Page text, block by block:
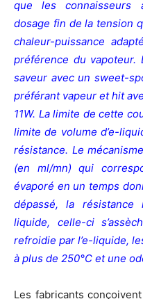
que les connaisseurs
dosage fin de la tension
chaleur-puissance
préférence du vapoteur.
saveur avec un sweet-
préférant vapeur et hit
11W. La limite de cette
limite de volume d’e-
résistance. Le
(en ml/mn) qui
évaporé en un temps
dépassé, la résistance
liquide, celle-ci
refroidie par l’e-liquide,
à plus de 250°C et une
Les fabricants